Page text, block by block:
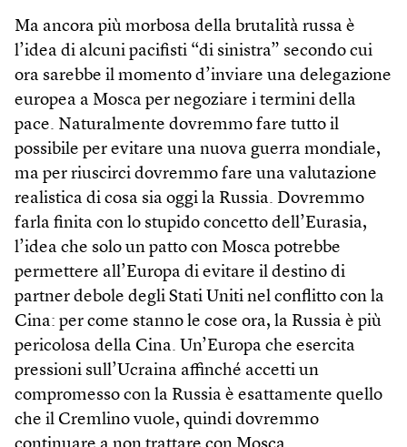
Ma ancora più morbosa della brutalità russa è
l’idea di alcuni pacifisti “di sinistra” secondo cui
ora sarebbe il momento d’inviare una delegazione
europea a Mosca per negoziare i termini della
pace. Naturalmente dovremmo fare tutto il
possibile per evitare una nuova guerra mondiale,
ma per riuscirci dovremmo fare una valutazione
realistica di cosa sia oggi la Russia. Dovremmo
farla finita con lo stupido concetto dell’Eurasia,
l’idea che solo un patto con Mosca potrebbe
permettere all’Europa di evitare il destino di
partner debole degli Stati Uniti nel conflitto con la
Cina: per come stanno le cose ora, la Russia è più
pericolosa della Cina. Un’Europa che esercita
pressioni sull’Ucraina affinché accetti un
compromesso con la Russia è esattamente quello
che il Cremlino vuole, quindi dovremmo